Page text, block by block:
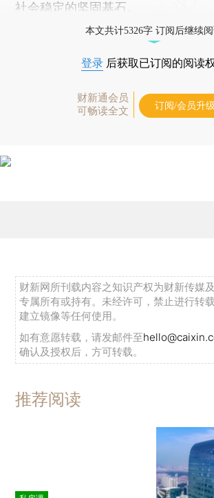
社会稳定的坚固基石。
本文共计5326字 订阅后继续
登录 后获取已订阅的阅读
财新通会员
可畅读全文
订阅/会员升级
财新网所刊载内容之知识产权为财新传媒
专属所有或持有。未经许可，禁止进行转
建立镜像等任何使用。
如有意愿转载，请发邮件至
确认及授权后，方可转载。
推荐阅读